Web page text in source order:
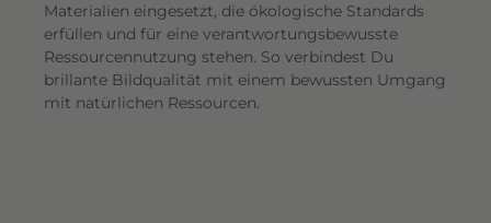
Materialien eingesetzt, die ökologische Standards
erfüllen und für eine verantwortungsbewusste
Ressourcennutzung stehen. So verbindest Du
brillante Bildqualität mit einem bewussten Umgang
mit natürlichen Ressourcen.